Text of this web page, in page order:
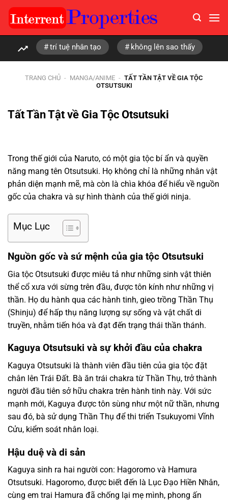
Chuyển
trí tuệ nhân tạo không lên sao thấy
TRANG CHỦ - MANGA/ANIME - TẤT TẦN TẬT VỀ GIA TỘC
OTSUTSUKI
Tất Tần Tật về Gia Tộc Otsutsuki
Trong thế giới của Naruto, có một gia tộc bí ẩn và quyền
năng mang tên Otsutsuki. Họ không chỉ là những nhân vật
phản diện mạnh mẽ, mà còn là chìa khóa để hiểu về nguồn
gốc của chakra và sự hình thành của thế giới ninja.
Mục Lục
Nguồn gốc và sứ mệnh của gia tộc Otsutsuki
Gia tộc Otsutsuki được miêu tả như những sinh vật thiên
thể cổ xưa với sừng trên đầu, được tôn kính như những vị
thần. Họ du hành qua các hành tinh, gieo trồng Thần Thụ
(Shinju) để hấp thụ năng lượng sự sống và vật chất di
truyền, nhằm tiến hóa và đạt đến trạng thái thần thánh.
Kaguya Otsutsuki và sự khởi đầu của chakra
Kaguya Otsutsuki là thành viên đầu tiên của gia tộc đặt
chân lên Trái Đất. Bà ăn trái chakra từ Thần Thụ, trở thành
người đầu tiên sở hữu chakra trên hành tinh này. Với sức
mạnh mới, Kaguya được tôn sùng như một nữ thần, nhưng
sau đó, bà sử dụng Thần Thụ để thi triển Tsukuyomi Vĩnh
Cửu, kiểm soát nhân loại.
Hậu duệ và di sản
Kaguya sinh ra hai người con: Hagoromo và Hamura
Otsutsuki. Hagoromo, được biết đến là Lục Đạo Hiền Nhân,
cùng em trai Hamura đã chống lại mẹ mình, phong ấn